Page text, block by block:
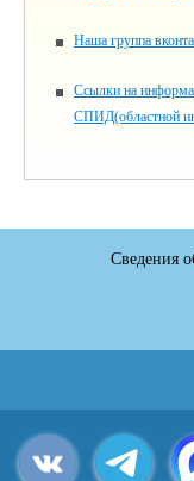
Наша группа
Ссылки на
СПИД(областной
Сведения